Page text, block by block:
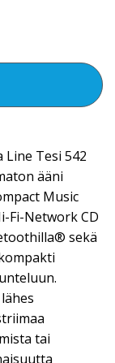
Line Tesi 542
ääni
Music
Fi-Network CD
sekä
tai